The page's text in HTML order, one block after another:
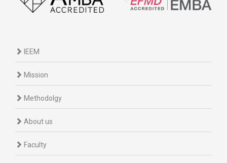
IEEM
Mission
Methodolgy
About us
Faculty